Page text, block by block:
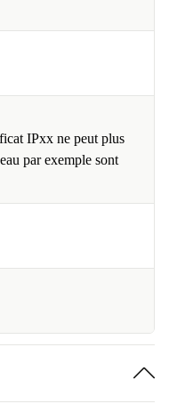
IPxx ne peut plus
par exemple sont